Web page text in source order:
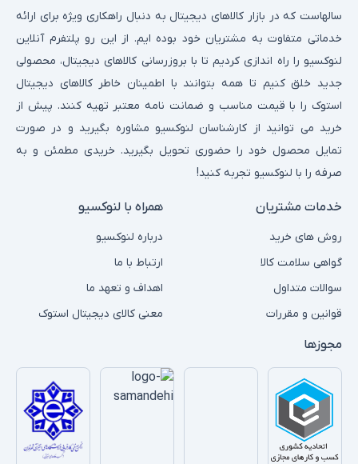
سالهاست که در بازار کالاهای دیجیتال به دنبال راهکاری ویژه برای ارائه
خدماتی متفاوت به مشتریان خود بوده ایم. از این رو پلتفرم آنلاین
لنوکسیو را راه اندازی کردیم تا با بروزرسانی کالاهای دیجیتال، محصولی
جدید خلق کنیم تا همه بتوانند با اطمینان خاطر کالاهای دیجیتال
استوک را با قیمت مناسب و ضمانت نامه معتبر تهیه کنند. پیش از
خرید می توانید از کارشناسان لنوکسیو مشاوره بگیرید و در صورت
تمایل محصول خود را حضوری تحویل بگیرید. خریدی مطمئن و به
صرفه را با لنوکسیو تجربه کنید!
خدمات مشتریان
روش های خرید
گواهی سلامت کالا
سوالات متداول
قوانین و مقررات
همراه با لنوکسیو
درباره لنوکسیو
ارتباط با ما
اهداف و تعهد ما
معنی کالای دیجیتال استوک
مجوزها